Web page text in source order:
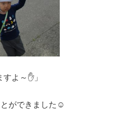
よ～✋」
とができました☺️